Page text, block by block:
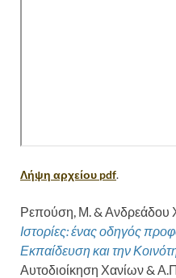
Λήψη αρχείου pdf.
Ρεπούση, Μ. & Ανδρεάδου
Ιστορίες: ένας οδηγός
Εκπαίδευση και την
Αυτοδιοίκηση Χανίων &